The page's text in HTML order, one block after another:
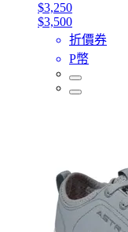
$3,250
$3,500
折價券
P幣